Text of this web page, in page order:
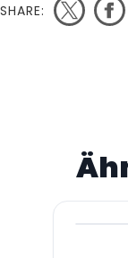
SHARE: